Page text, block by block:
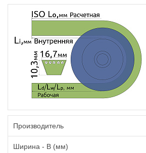
Производитель
Ширина - B (мм)